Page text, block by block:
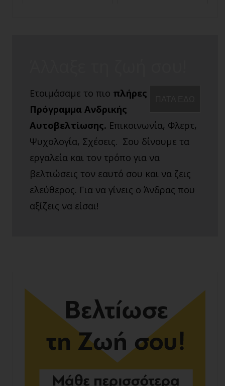
Ετοιμάσαμε το πιο πλήρες
Πρόγραμμα Ανδρικής
Αυτοβελτίωσης. Επικοινωνία, Φλερτ,
Ψυχολογία, Σχέσεις. Σου δίνουμε τα
εργαλεία και τον τρόπο για να
βελτιώσεις τον εαυτό σου και να ζεις
ελεύθερος. Για να γίνεις ο Άνδρας που
αξίζεις να είσαι!